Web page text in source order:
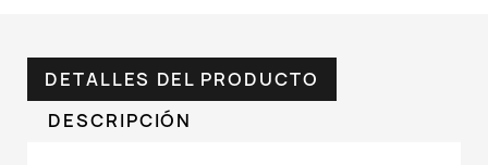
DETALLES DEL PRODUCTO
DESCRIPCIÓN